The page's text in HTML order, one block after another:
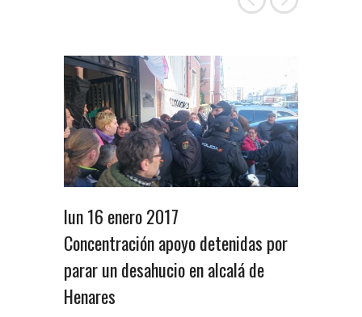
lun 16 enero 2017
Concentración apoyo detenidas por
parar un desahucio en alcalá de
Henares